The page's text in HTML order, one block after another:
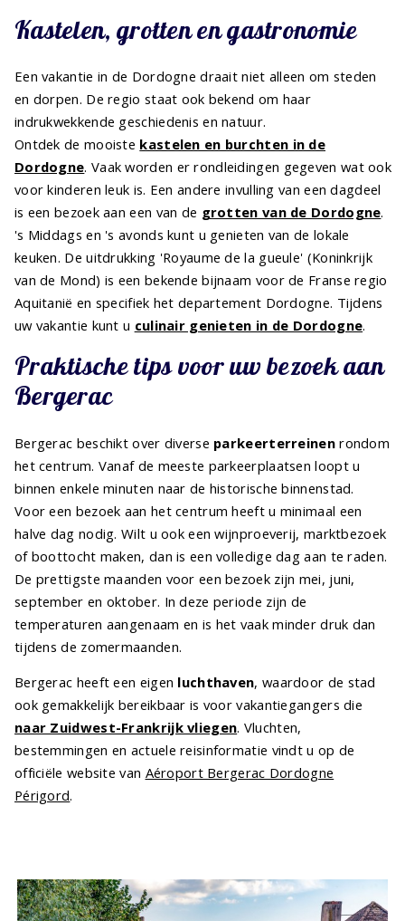
Kastelen, grotten en gastronomie
Een vakantie in de Dordogne draait niet alleen om steden
en dorpen. De regio staat ook bekend om haar
indrukwekkende geschiedenis en natuur.
Ontdek de mooiste kastelen en burchten in de
Dordogne. Vaak worden er rondleidingen gegeven wat ook
voor kinderen leuk is. Een andere invulling van een dagdeel
is een bezoek aan een van de grotten van de Dordogne.
's Middags en 's avonds kunt u genieten van de lokale
keuken. De uitdrukking 'Royaume de la gueule' (Koninkrijk
van de Mond) is een bekende bijnaam voor de Franse regio
Aquitanië en specifiek het departement Dordogne. Tijdens
uw vakantie kunt u culinair genieten in de Dordogne.
Praktische tips voor uw bezoek aan
Bergerac
Bergerac beschikt over diverse parkeerterreinenrondom
het centrum. Vanaf de meeste parkeerplaatsen loopt u
binnen enkele minuten naar de historische binnenstad.
Voor een bezoek aan het centrum heeft u minimaal een
halve dag nodig. Wilt u ook een wijnproeverij, marktbezoek
of boottocht maken, dan is een volledige dag aan te raden.
De prettigste maanden voor een bezoek zijn mei, juni,
september en oktober. In deze periode zijn de
temperaturen aangenaam en is het vaak minder druk dan
tijdens de zomermaanden.
Bergerac heeft een eigen luchthaven, waardoor de stad
ook gemakkelijk bereikbaar is voor vakantiegangers die
naar Zuidwest-Frankrijk vliegen. Vluchten,
bestemmingen en actuele reisinformatie vindt u op de
officiële website van Aéroport Bergerac Dordogne
Périgord.